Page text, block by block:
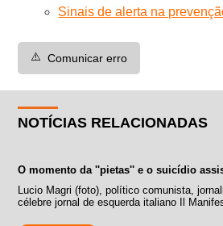
Sinais de alerta na
⚠️ Comunicar erro
NOTÍCIAS RELACIONADAS
O momento da ''pietas'' e o suicídio
Lucio Magri (foto), político comunista,
célebre jornal de esquerda italiano Il